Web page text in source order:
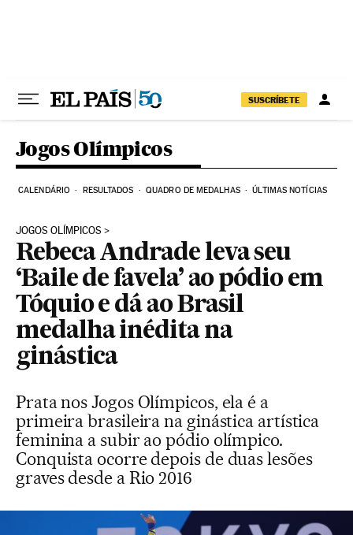
SUSCRÍBETE
Jogos Olímpicos
CALENDÁRIO RESULTADOS QUADRO DE MEDALHAS ÚLTIMAS NOTÍCIAS
JOGOS OLÍMPICOS
Rebeca Andrade leva seu
‘Baile de favela’ ao pódio em
Tóquio e dá ao Brasil
medalha inédita na
ginástica
Prata nos Jogos Olímpicos, ela é a
primeira brasileira na ginástica artística
feminina a subir ao pódio olímpico.
Conquista ocorre depois de duas lesões
graves desde a Rio 2016